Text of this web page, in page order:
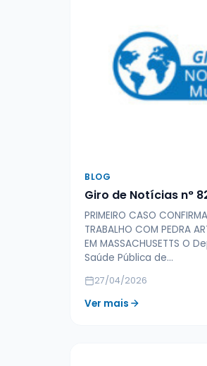
BLOG
Giro de Notícias n°
PRIMEIRO CASO
TRABALHO COM PEDRA
EM MASSACHUSETTS O
Saúde Pública de…
27/04/2026
Ver mais